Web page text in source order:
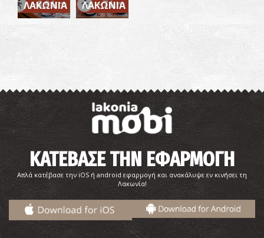
~6.9 km
ΛΑΚΩΝΙΑ
~7 km
ΛΑΚΩΝΙΑ
ΚΑΤΕΒΑΣΕ ΤΗΝ ΕΦΑΡΜΟΓΗ
Απλά κατέβασε την iOS ή android εφαρμογή και ανακάλυψε εν κινήσει τη
Λακωνία!